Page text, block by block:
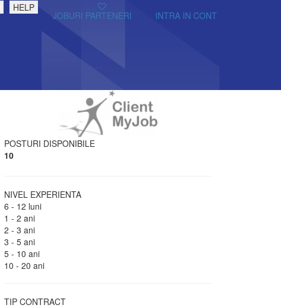
HELP
JOBURI PARTENERI INTRA IN CONT
POSTURI DISPONIBILE
10
NIVEL EXPERIENTA
6 - 12 luni
1 - 2 ani
2 - 3 ani
3 - 5 ani
5 - 10 ani
10 - 20 ani
TIP CONTRACT